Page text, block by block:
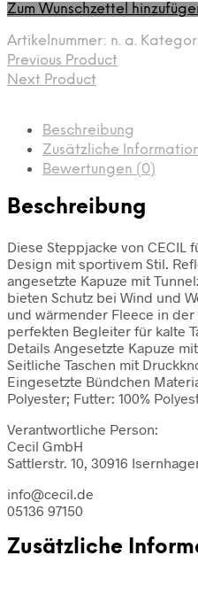
Zum Wunschzettel
Artikelnummer: n. a.
Previous Product
Next Product
Beschreibung
Zusätzliche
Bewertungen (0)
Beschreibung
Diese Steppjacke von CECIL
Design mit sportivem Stil.
angesetzte Kapuze mit
bieten Schutz bei Wind und
und wärmender Fleece in
perfekten Begleiter für kalte
Details Angesetzte Kapuze
Seitliche Taschen mit
Eingesetzte Bündchen
Polyester; Futter: 100%
Verantwortliche Person:
Cecil GmbH
Sattlerstr. 10, 30916
info@cecil.de
05136 97150
Zusätzliche